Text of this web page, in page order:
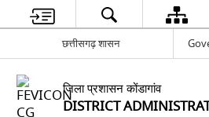
छत्तीसगढ़ शासन
जिला प्रशासन कोंडागांव
DISTRICT